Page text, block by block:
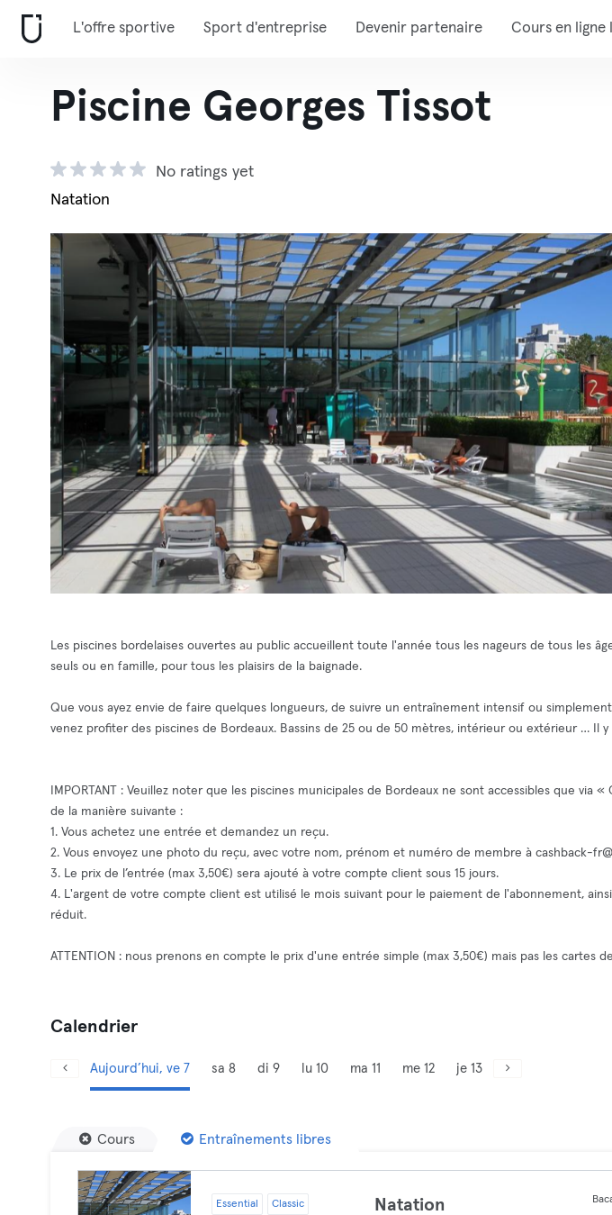
L'offre sportive Sport d'entreprise Devenir partenaire Cours en ligne
Piscine Georges Tissot
No ratings yet
Natation
Les piscines bordelaises ouvertes au public accueillent toute l'année tous les nageurs de tous les
seuls ou en famille, pour tous les plaisirs de la baignade.
Que vous ayez envie de faire quelques longueurs, de suivre un entraînement intensif ou
venez profiter des piscines de Bordeaux. Bassins de 25 ou de 50 mètres, intérieur ou extérieur … Il
IMPORTANT : Veuillez noter que les piscines municipales de Bordeaux ne sont accessibles que via
de la manière suivante :
1. Vous achetez une entrée et demandez un reçu.
2. Vous envoyez une photo du reçu, avec votre nom, prénom et numéro de membre à cashback-
3. Le prix de l’entrée (max 3,50€) sera ajouté à votre compte client sous 15 jours.
4. L'argent de votre compte client est utilisé le mois suivant pour le paiement de l'abonnement,
réduit.
ATTENTION : nous prenons en compte le prix d'une entrée simple (max 3,50€) mais pas les cartes
Calendrier
Aujourd’hui, ve 7 sa 8 di 9 lu 10 ma 11 me 12 je 13
Cours Entraînements libres
Essential Classic Natation